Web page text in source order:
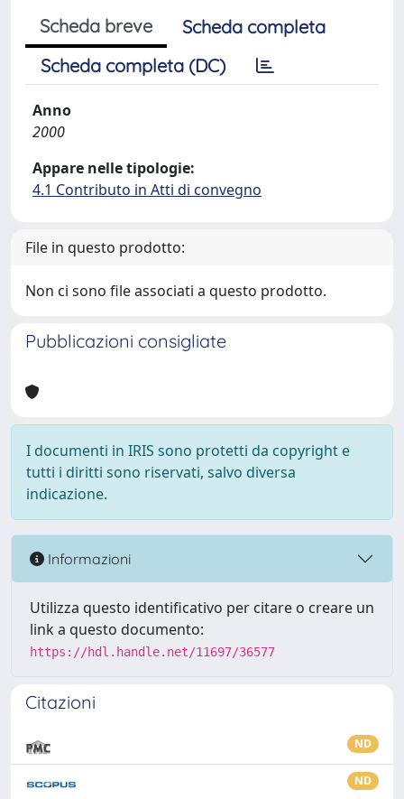
Scheda breve
Scheda completa
Scheda completa (DC)
Anno
2000
Appare nelle tipologie:
4.1 Contributo in Atti di convegno
File in questo prodotto:
Non ci sono file associati a questo prodotto.
Pubblicazioni consigliate
I documenti in IRIS sono protetti da copyright e
tutti i diritti sono riservati, salvo diversa
indicazione.
Informazioni
Utilizza questo identificativo per citare o creare un
link a questo documento:
https://hdl.handle.net/11697/36577
Citazioni
ND
ND